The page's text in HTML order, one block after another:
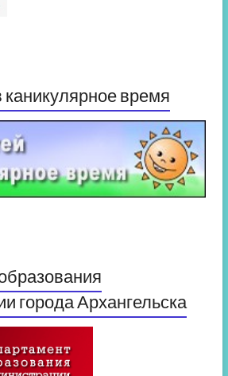
время
города Архангельска